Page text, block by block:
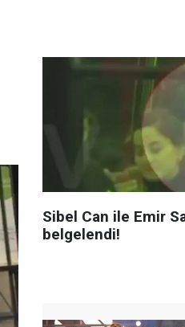
Sibel Can ile Emir
belgelendi!